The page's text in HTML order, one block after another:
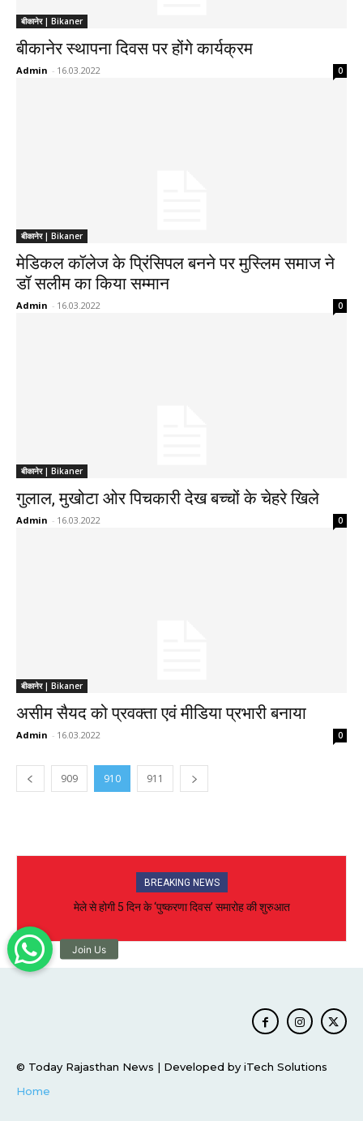
बीकानेर | Bikaner
बीकानेर स्थापना दिवस पर होंगे कार्यक्रम
Admin - 16.03.2022 0
बीकानेर | Bikaner
मेडिकल कॉलेज के प्रिंसिपल बनने पर मुस्लिम समाज ने
डॉ सलीम का किया सम्मान
Admin - 16.03.2022 0
बीकानेर | Bikaner
गुलाल, मुखोटा ओर पिचकारी देख बच्चों के चेहरे खिले
Admin - 16.03.2022 0
बीकानेर | Bikaner
असीम सैयद को प्रवक्ता एवं मीडिया प्रभारी बनाया
Admin - 16.03.2022 0
909 910 911
BREAKING NEWS
मेले से होगी 5 दिन के ‘पुष्करणा दिवस’ समारोह की शुरुआत
© Today Rajasthan News | Developed by iTech Solutions
Home